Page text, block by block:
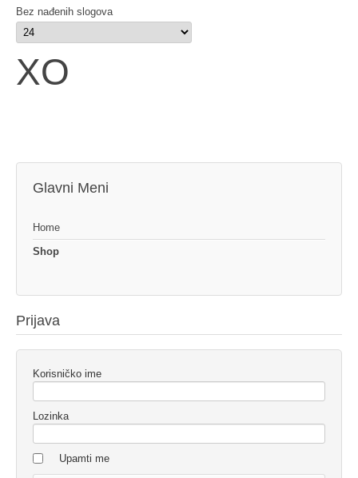
Bez nađenih slogova
XO
Glavni Meni
Home
Shop
Prijava
Korisničko ime
Lozinka
Upamti me